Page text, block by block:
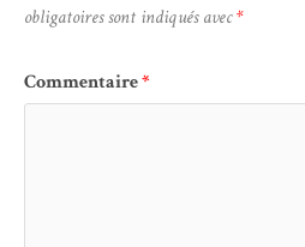
obligatoires sont indiqués avec*
Commentaire*